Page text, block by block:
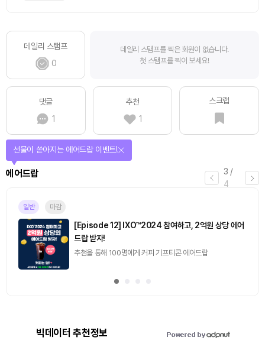
데일리 스탬프
0
데일리 스탬프를 찍은 회원이 없습니다.
첫 스탬프를 찍어 보세요!
댓글
1
추천
1
스크랩
3 /
4
에어드랍
선물이 쏟아지는 에어드랍 이벤트!
일반 마감
[Episode 12] IXO™2024 참여하고, 2억원 상당 에어
드랍 받자!
추첨을 통해 100명에게 커피 기프티콘 에어드랍
빅데이터 추천정보